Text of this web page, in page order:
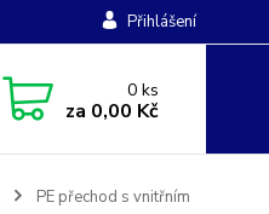
Přihlášení
0ks
za 0,00 Kč
PE přechod s vnitřním